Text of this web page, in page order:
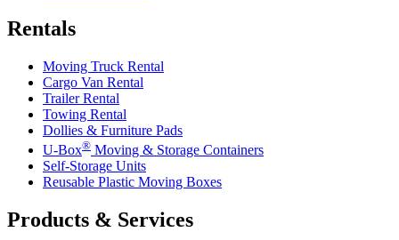
Rentals
Moving Truck Rental
Cargo Van Rental
Trailer Rental
Towing Rental
Dollies & Furniture Pads
U-Box® Moving & Storage Containers
Self-Storage Units
Reusable Plastic Moving Boxes
Products & Services